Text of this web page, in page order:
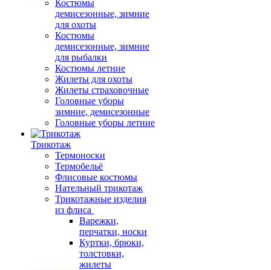
Костюмы
демисезонные, зимние
для охоты
Костюмы
демисезонные, зимние
для рыбалки
Костюмы летние
Жилеты для охоты
Жилеты страховочные
Головные уборы
зимние, демисезонные
Головные уборы летние
Трикотаж
Термоноски
Термобельё
Флисовые костюмы
Нательный трикотаж
Трикотажные изделия
из флиса
Варежки,
перчатки, носки
Куртки, брюки,
толстовки,
жилеты